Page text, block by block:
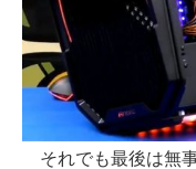
それでも最後は無